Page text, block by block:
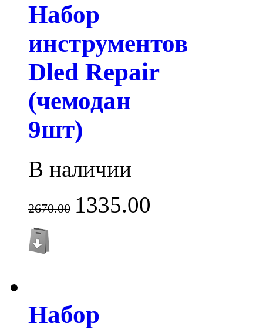
Набор
инструментов
Dled Repair
(чемодан
9шт)
В наличии
2670.00 1335.00
Набор